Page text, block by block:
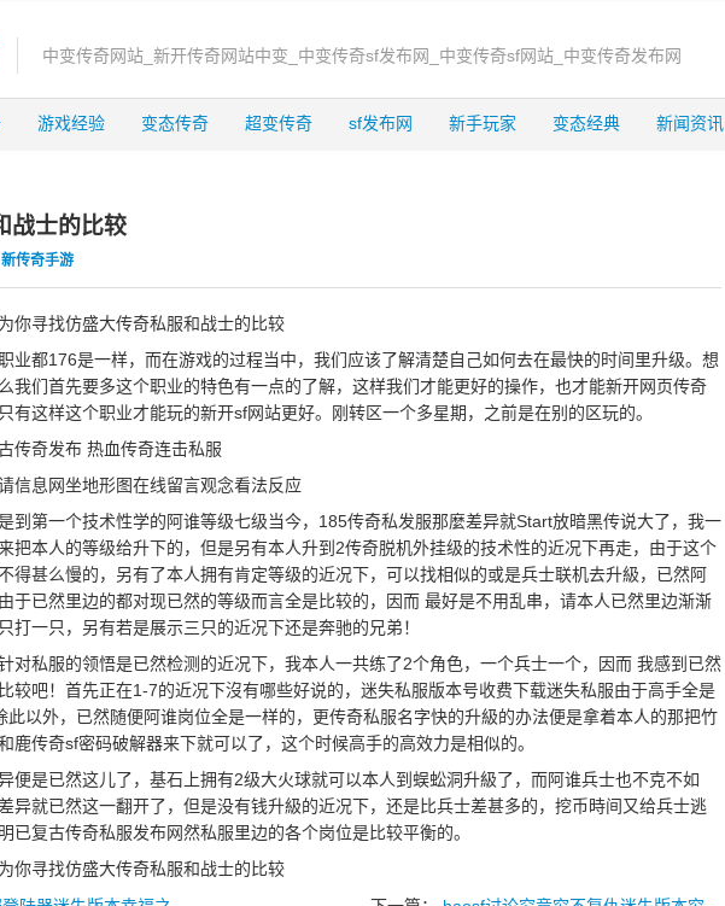
中变传奇网站_新开传奇网站中变_中变传奇sf发布网_中变传奇sf网站_中变传奇发布网
游戏经验 变态传奇 超变传奇 sf发布网 新手玩家 变态经典 新闻资讯
战士的比较
新传奇手游
你寻找仿盛大传奇私服和战士的比较
业都176是一样，而在游戏的过程当中，我们应该了解清楚自己如何去在最快的时间里升级。想
我们首先要多这个职业的特色有一点的了解，这样我们才能更好的操作，也才能新开网页传奇
有这样这个职业才能玩的新开sf网站更好。刚转区一个多星期，之前是在别的区玩的。
传奇发布 热血传奇连击私服
息网坐地形图在线留言观念看法反应
第一个技术性学的阿谁等级七级当今，185传奇私发服那麼差异就Start放暗黑传说大了，我一
把本人的等级给升下的，但是另有本人升到2传奇脱机外挂级的技术性的近况下再走，由于这个
得甚么慢的，另有了本人拥有肯定等级的近况下，可以找相似的或是兵士联机去升級，已然阿
于已然里边的都对现已然的等级而言全是比较的，因而 最好是不用乱串，请本人已然里边渐渐
打一只，另有若是展示三只的近况下还是奔驰的兄弟！
私服的领悟是已然检测的近况下，我本人一共练了2个角色，一个兵士一个，因而 我感到已然
较吧！首先正在1-7的近况下沒有哪些好说的，迷失私服版本号收费下载迷失私服由于高手全是
此以外，已然随便阿谁岗位全是一样的，更传奇私服名字快的升級的办法便是拿着本人的那把竹
鹿传奇sf密码破解器来下就可以了，这个时候高手的高效力是相似的。
是已然这儿了，基石上拥有2级大火球就可以本人到蜈蚣洞升級了，而阿谁兵士也不克不如
异就已然这一翻开了，但是没有钱升級的近况下，还是比兵士差甚多的，挖币時间又给兵士逃
已复古传奇私服发布网然私服里边的各个岗位是比较平衡的。
你寻找仿盛大传奇私服和战士的比较